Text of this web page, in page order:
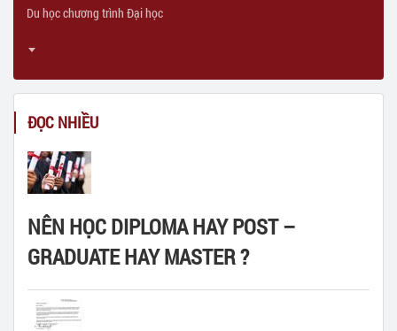
Du học chương trình Đại học
ĐỌC NHIỀU
NÊN HỌC DIPLOMA HAY POST –
GRADUATE HAY MASTER ?